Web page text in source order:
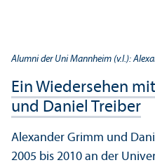
Alumni der Uni Mannheim (v.l.):
Ein Wiedersehen
und Daniel Treiber
Alexander Grimm und
2005 bis 2010 an der